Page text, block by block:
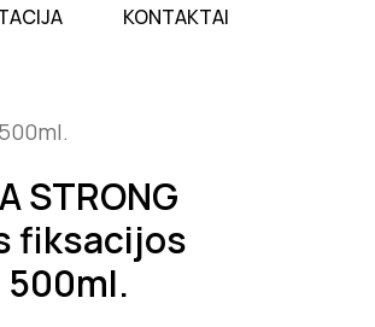
KONTAKTAI
STRONG
fiksacijos
500ml.